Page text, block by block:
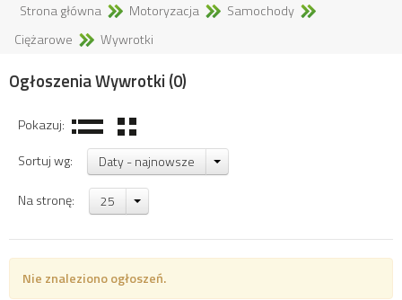
Strona główna Motoryzacja
Samochody
Ciężarowe
Wywrotki
Ogłoszenia Wywrotki (0)
Pokazuj:
Sortuj wg:
Daty - najnowsze
Na stronę: 25
Nie znaleziono ogłoszeń.